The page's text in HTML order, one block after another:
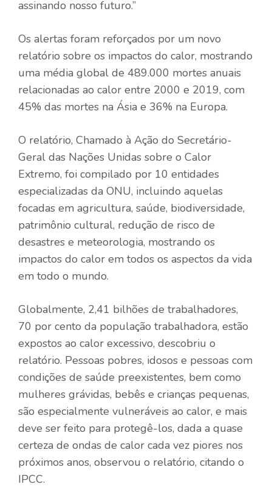
assinando nosso futuro.”
Os alertas foram reforçados por um novo
relatório sobre os impactos do calor, mostrando
uma média global de 489.000 mortes anuais
relacionadas ao calor entre 2000 e 2019, com
45% das mortes na Ásia e 36% na Europa.
O relatório, Chamado à Ação do Secretário-
Geral das Nações Unidas sobre o Calor
Extremo, foi compilado por 10 entidades
especializadas da ONU, incluindo aquelas
focadas em agricultura, saúde, biodiversidade,
patrimônio cultural, redução de risco de
desastres e meteorologia, mostrando os
impactos do calor em todos os aspectos da vida
em todo o mundo.
Globalmente, 2,41 bilhões de trabalhadores,
70 por cento da população trabalhadora, estão
expostos ao calor excessivo, descobriu o
relatório. Pessoas pobres, idosos e pessoas com
condições de saúde preexistentes, bem como
mulheres grávidas, bebês e crianças pequenas,
são especialmente vulneráveis ​​ao calor, e mais
deve ser feito para protegê-los, dada a quase
certeza de ondas de calor cada vez piores nos
próximos anos, observou o relatório, citando o
IPCC.